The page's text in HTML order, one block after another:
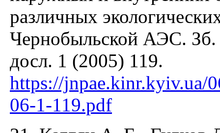
различных
Чернобыльской АЭС. Зб.
досл. 1 (2005) 119.
https://jnpae.kinr.kyiv.ua/
06-1-119.pdf